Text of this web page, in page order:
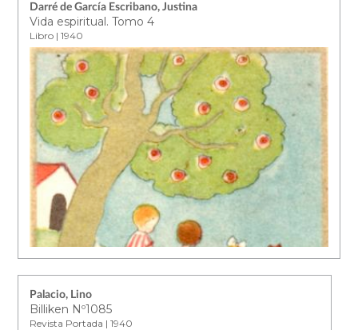
Darré de García Escribano, Justina
Vida espiritual. Tomo 4
Libro | 1940
Palacio, Lino
Billiken Nº1085
Revista Portada | 1940